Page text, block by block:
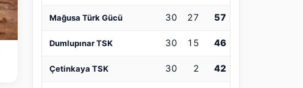
Mağusa Türk Gücü 30 27 57
Dumlupınar TSK 30 15 46
Çetinkaya TSK 30 2 42